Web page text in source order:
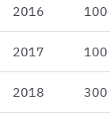
2016 100
2017 100
2018 300